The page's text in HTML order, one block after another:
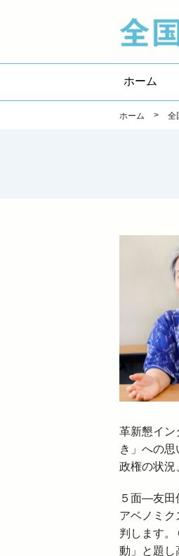
ホーム
ホーム > 全
革新懇イン
き」への
政権の状況
５面―友田
アベノミ
判します
動」と題し